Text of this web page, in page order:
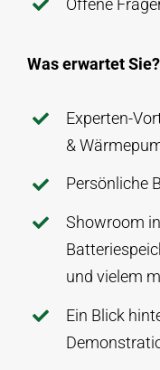
Was erwartet Sie?
Experten-
&
Persönliche
Showroom
und vielem
Ein Blick